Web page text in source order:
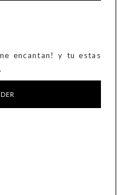
encantan! y tu estas